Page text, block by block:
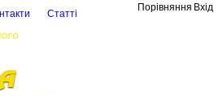
Статті
Порівняння Вхід